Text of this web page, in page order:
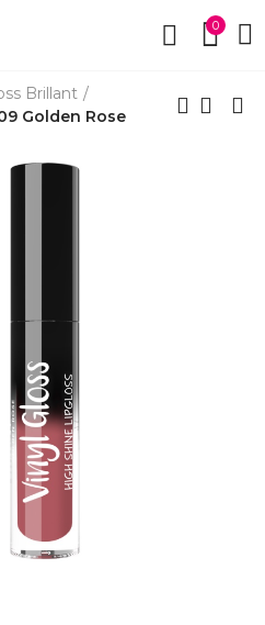
0
Brillant
Golden Rose